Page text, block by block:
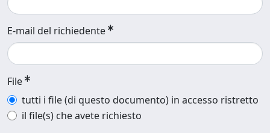
E-mail del richiedente
File
tutti i file (di questo documento) in accesso ristretto
il file(s) che avete richiesto